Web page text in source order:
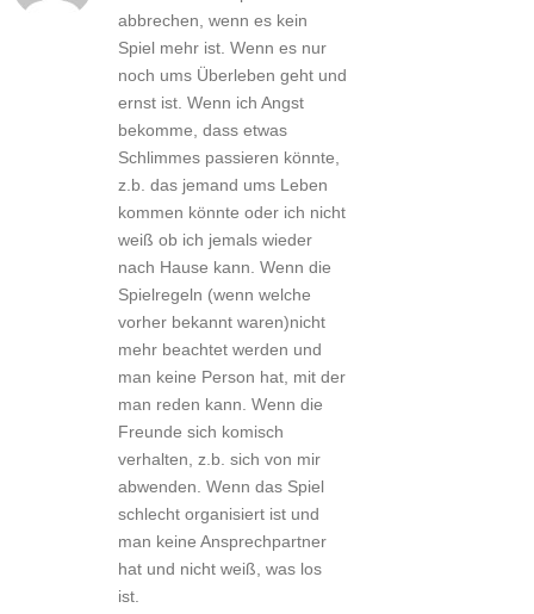
abbrechen, wenn es kein
Spiel mehr ist. Wenn es nur
noch ums Überleben geht und
ernst ist. Wenn ich Angst
bekomme, dass etwas
Schlimmes passieren könnte,
z.b. das jemand ums Leben
kommen könnte oder ich nicht
weiß ob ich jemals wieder
nach Hause kann. Wenn die
Spielregeln (wenn welche
vorher bekannt waren)nicht
mehr beachtet werden und
man keine Person hat, mit der
man reden kann. Wenn die
Freunde sich komisch
verhalten, z.b. sich von mir
abwenden. Wenn das Spiel
schlecht organisiert ist und
man keine Ansprechpartner
hat und nicht weiß, was los
ist.